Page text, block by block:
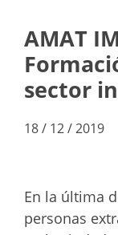
AMAT
sector
18 / 12 / 2019
En la última
personas